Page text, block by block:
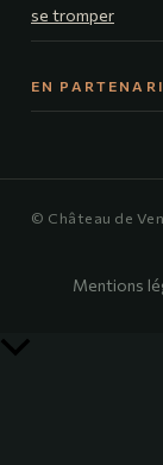
se tromper
EN
© Château de
Mentions